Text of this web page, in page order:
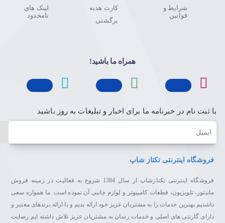
شرایط و
قوانین
کارت هدیه
برگشتی
لینک های
نامحدود
همراه ما باشید!
با ثبت نام در خبرنامه ما برای اخبار و تبلیغات به روز باشید
ایمیل
فروشگاه اینترنتی تکتاز شاپ
فروشگاه اینترنتی تکتازشاپ از سال 1384 شروع به فعالیت در زمینه فروش
مانیتور، تلویزیون، قطعات کامپیوتر و لوازم جانبی آن نموده است. ما همواره سعی
داشتیم بهترین خدمات را به مشتریان عزیز خود ارائه بدیم و با ارائه برندهای معتبر و
دارای گارنتی های اصلی و خدمات رسان به مشتریان عزیز تلاش داشته ایم رضایت